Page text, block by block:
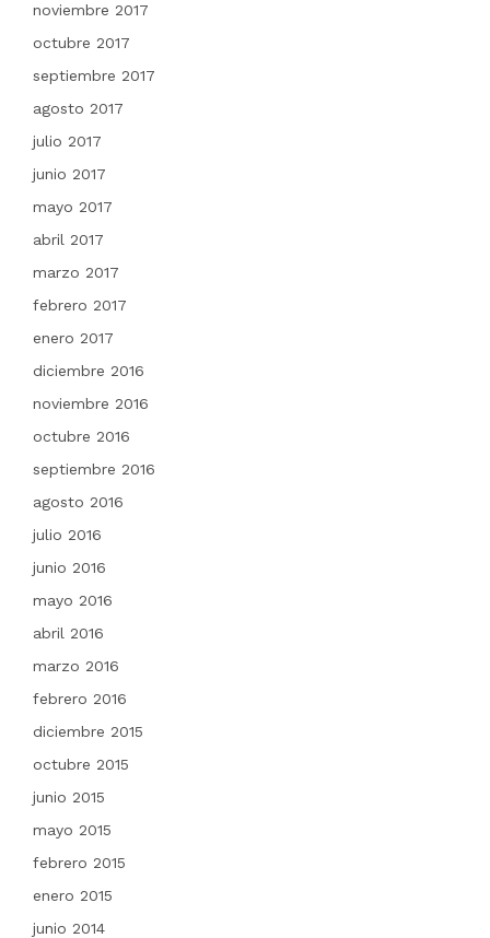
noviembre 2017
octubre 2017
septiembre 2017
agosto 2017
julio 2017
junio 2017
mayo 2017
abril 2017
marzo 2017
febrero 2017
enero 2017
diciembre 2016
noviembre 2016
octubre 2016
septiembre 2016
agosto 2016
julio 2016
junio 2016
mayo 2016
abril 2016
marzo 2016
febrero 2016
diciembre 2015
octubre 2015
junio 2015
mayo 2015
febrero 2015
enero 2015
junio 2014